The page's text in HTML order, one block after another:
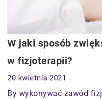
W jaki sposób
w fizjoterapii?
20 kwietnia 2021
By wykonywać zawód